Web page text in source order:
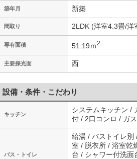
築年月 新築
間取り 2LDK (洋室4.3畳/洋
専有面積 51.19ｍ2
主要採光面 西
設備・条件・こだわり
キッチン
システムキッチン /
付 / 2口コンロ / ガ
バス・トイレ
給湯 / バストイレ別
室 / 脱衣所 / 浴室乾
台 / シャワー付洗面